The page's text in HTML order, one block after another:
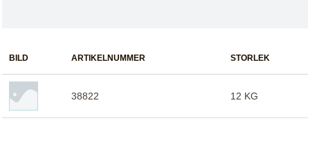
BILD ARTIKELNUMMER STORLEK
38822 12 KG